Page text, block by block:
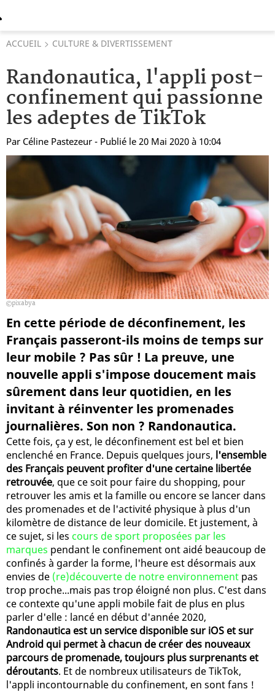
ACCUEIL CULTURE & DIVERTISSEMENT
Randonautica, l'appli post-
confinement qui passionne
les adeptes de TikTok
Par Céline Pastezeur - Publié le 20 Mai 2020 à 10:04
pixabya
En cette période de déconfinement, les
Français passeront-ils moins de temps sur
leur mobile ? Pas sûr ! La preuve, une
nouvelle appli s'impose doucement mais
sûrement dans leur quotidien, en les
invitant à réinventer les promenades
journalières. Son non ? Randonautica.
Cette fois, ça y est, le déconfinement est bel et bien
enclenché en France. Depuis quelques jours, l'ensemble
des Français peuvent profiter d'une certaine libertée
retrouvée, que ce soit pour faire du shopping, pour
retrouver les amis et la famille ou encore se lancer dans
des promenades et de l'activité physique à plus d'un
kilomètre de distance de leur domicile. Et justement, à
ce sujet, si les cours de sport proposées par les
marques pendant le confinement ont aidé beaucoup de
confinés à garder la forme, l'heure est désormais aux
envies de (re)découverte de notre environnement pas
trop proche...mais pas trop éloigné non plus. C'est dans
ce contexte qu'une appli mobile fait de plus en plus
parler d'elle : lancé en début d'année 2020,
Randonautica est un service disponible sur iOS et sur
Android qui permet à chacun de créer des nouveaux
parcours de promenade, toujours plus surprenants et
déroutants. Et de nombreux utilisateurs de TikTok,
l'appli incontournable du confinement, en sont fans !